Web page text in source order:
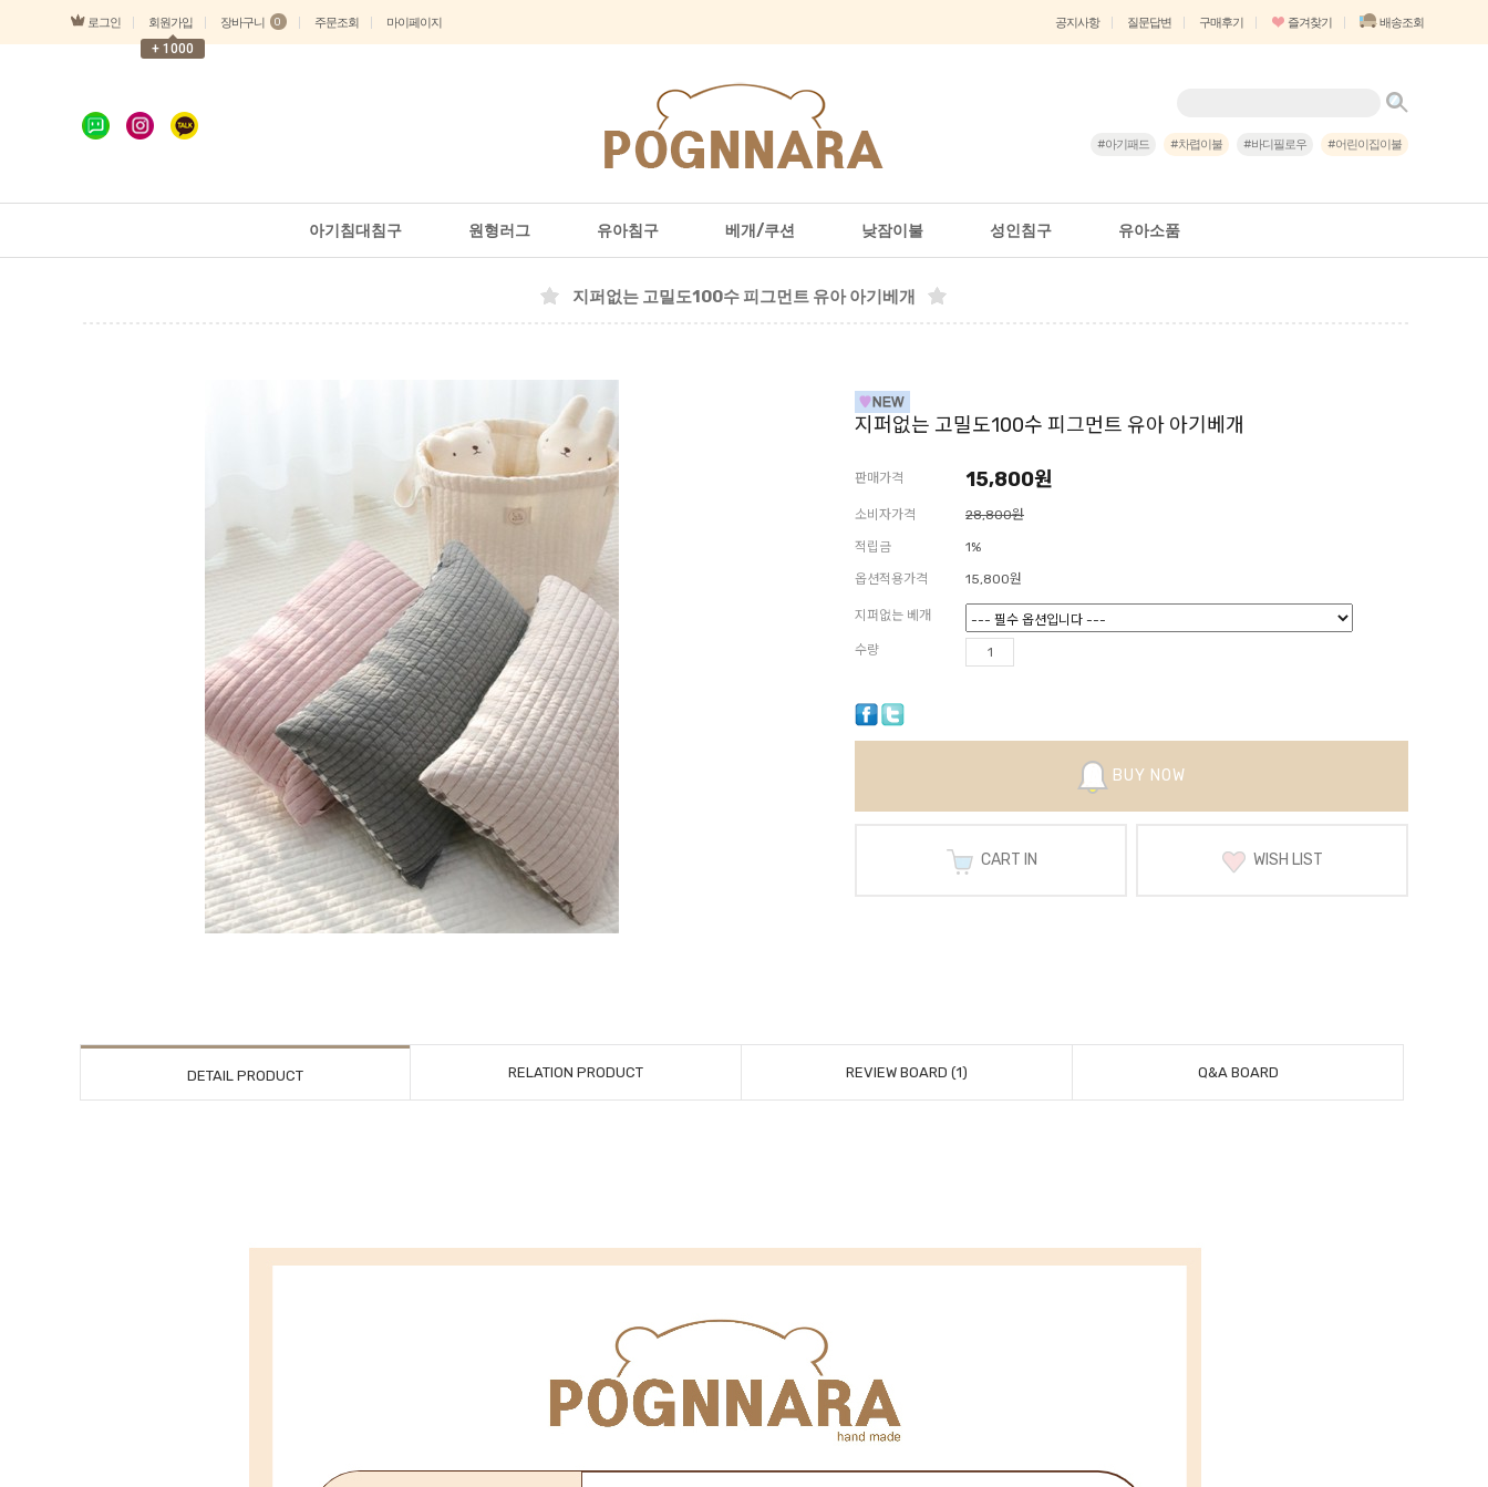
로그인 회원가입
+ 1000
장바구니 0 주문조회 마이페이지 공지사항 질문답변 구매후기 즐겨찾기 배송조회
#아기패드 #차렵이불 #바디필로우 #어린이집이불
아기침대침구 원형러그 유아침구 베개/쿠션 낮잠이불 성인침구 유아소품
지퍼없는 고밀도100수 피그먼트 유아 아기베개
지퍼없는 고밀도100수 피그먼트 유아 아기베개
판매가격 15,800원
소비자가격 28,800원
적립금 1%
옵션적용가격 15,800원
지퍼없는 베개
수량
BUY NOW
CART IN WISH LIST
DETAIL PRODUCT RELATION PRODUCT REVIEW BOARD (1) Q&A BOARD